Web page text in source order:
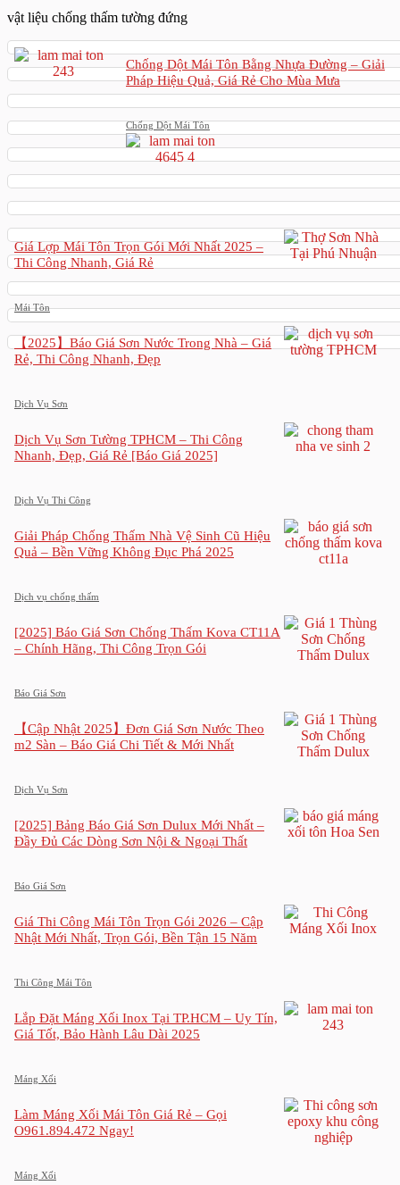
vật liệu chống thấm tường đứng
Chống Dột Mái Tôn Bằng Nhựa Đường – Giải
Pháp Hiệu Quả, Giá Rẻ Cho Mùa Mưa
Chống Dột Mái Tôn
Giá Lợp Mái Tôn Trọn Gói Mới Nhất 2025 –
Thi Công Nhanh, Giá Rẻ
Mái Tôn
【2025】Báo Giá Sơn Nước Trong Nhà – Giá
Rẻ, Thi Công Nhanh, Đẹp
Dịch Vụ Sơn
Dịch Vụ Sơn Tường TPHCM – Thi Công
Nhanh, Đẹp, Giá Rẻ [Báo Giá 2025]
Dịch Vụ Thi Công
Giải Pháp Chống Thấm Nhà Vệ Sinh Cũ Hiệu
Quả – Bền Vững Không Đục Phá 2025
Dịch vụ chống thấm
[2025] Báo Giá Sơn Chống Thấm Kova CT11A
– Chính Hãng, Thi Công Trọn Gói
Báo Giá Sơn
【Cập Nhật 2025】Đơn Giá Sơn Nước Theo
m2 Sàn – Báo Giá Chi Tiết & Mới Nhất
Dịch Vụ Sơn
[2025] Bảng Báo Giá Sơn Dulux Mới Nhất –
Đầy Đủ Các Dòng Sơn Nội & Ngoại Thất
Báo Giá Sơn
Giá Thi Công Mái Tôn Trọn Gói 2026 – Cập
Nhật Mới Nhất, Trọn Gói, Bền Tận 15 Năm
Thi Công Mái Tôn
Lắp Đặt Máng Xối Inox Tại TP.HCM – Uy Tín,
Giá Tốt, Bảo Hành Lâu Dài 2025
Máng Xối
Làm Máng Xối Mái Tôn Giá Rẻ – Gọi
O961.894.472 Ngay!
Máng Xối